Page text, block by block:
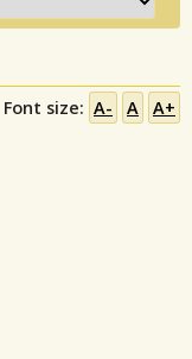
Font size: A- A A+